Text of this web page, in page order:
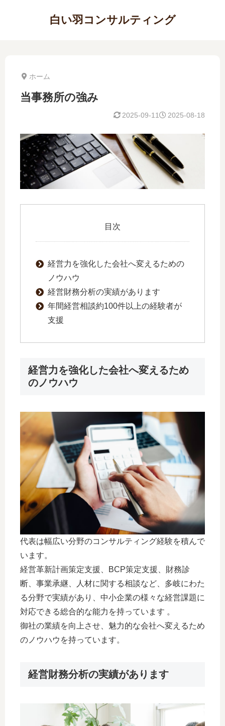
白い羽コンサルティング
ホーム
当事務所の強み
2025-08-18
2025-09-11
目次
経営力を強化した会社へ変えるための
ノウハウ
経営財務分析の実績があります
年間経営相談約100件以上の経験者が
支援
経営力を強化した会社へ変えるため
のノウハウ
代表は幅広い分野のコンサルティング経験を積んで
います。
経営革新計画策定支援、BCP策定支援、財務診
断、事業承継、人材に関する相談など、多岐にわた
る分野で実績があり、中小企業の様々な経営課題に
対応できる総合的な能力を持っています 。
御社の業績を向上させ、魅力的な会社へ変えるため
のノウハウを持っています。
経営財務分析の実績があります